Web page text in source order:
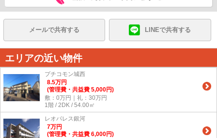
メールで共有する LINEで共有する
エリアの近い物件
プチコモン城西
8.5万円
(管理費・共益費 5,000円)
敷：0万円｜礼：30万円
1階 / 2DK / 54.00㎡
レオパレス銀河
7万円
(管理費・共益費 6,000円)